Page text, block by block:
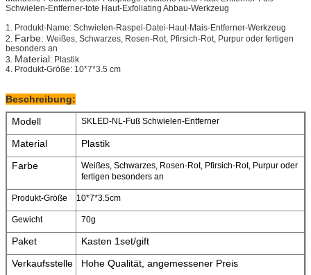
Schwielen-Entferner-tote Haut-Exfoliating Abbau-Werkzeug
1. Produkt-Name: Schwielen-Raspel-Datei-Haut-Mais-Entferner-Werkzeug
2. Farbe: Weißes, Schwarzes, Rosen-Rot, Pfirsich-Rot, Purpur oder fertigen
besonders an
3. Material: Plastik
4. Produkt-Größe: 10*7*3.5 cm
Beschreibung:
Modell
SKLED-NL-Fuß Schwielen-Entferner
Material
Plastik
Farbe
Weißes, Schwarzes, Rosen-Rot, Pfirsich-Rot, Purpur oder
fertigen besonders an
Produkt-Größe 10*7*3.5cm
Gewicht 70g
Paket
Kasten 1set/gift
Verkaufsstelle
Hohe Qualität, angemessener Preis